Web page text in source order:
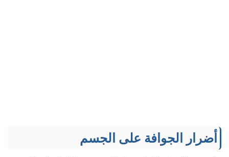
أضرار الجوافة على الجسم